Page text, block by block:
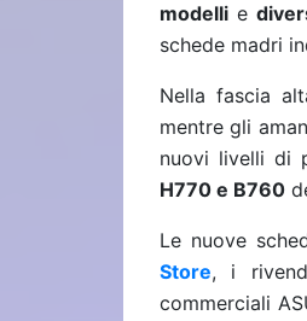
modelli e
schede madri
Nella fascia
mentre gli
nuovi livelli di
H770 e B760
Le nuove
Store, i
commerciali